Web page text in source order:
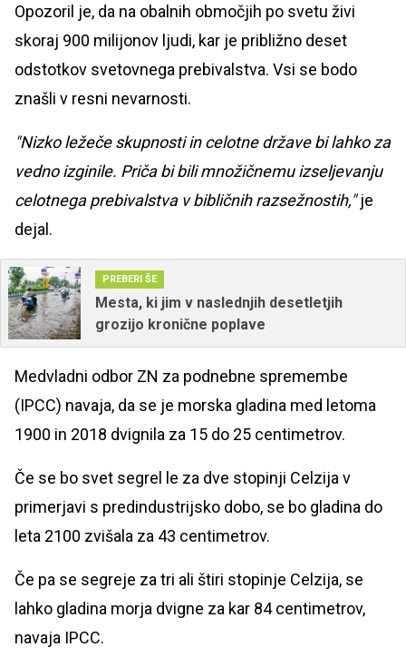
Opozoril je, da na obalnih območjih po svetu živi
skoraj 900 milijonov ljudi, kar je približno deset
odstotkov svetovnega prebivalstva. Vsi se bodo
znašli v resni nevarnosti.
"Nizko ležeče skupnosti in celotne države bi lahko za
vedno izginile. Priča bi bili množičnemu izseljevanju
celotnega prebivalstva v bibličnih razsežnostih,"je
dejal.
PREBERI ŠE
Mesta, ki jim v naslednjih desetletjih
grozijo kronične poplave
Medvladni odbor ZN za podnebne spremembe
(IPCC) navaja, da se je morska gladina med letoma
1900 in 2018 dvignila za 15 do 25 centimetrov.
Če se bo svet segrel le za dve stopinji Celzija v
primerjavi s predindustrijsko dobo, se bo gladina do
leta 2100 zvišala za 43 centimetrov.
Če pa se segreje za tri ali štiri stopinje Celzija, se
lahko gladina morja dvigne za kar 84 centimetrov,
navaja IPCC.